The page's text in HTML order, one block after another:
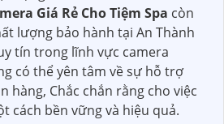
Giá Rẻ Cho Tiệm Spa còn
lượng bảo hành tại An Thành
tín trong lĩnh vực camera
có thể yên tâm về sự hỗ trợ
hàng, Chắc chắn rằng cho việc
cách bền vững và hiệu quả.